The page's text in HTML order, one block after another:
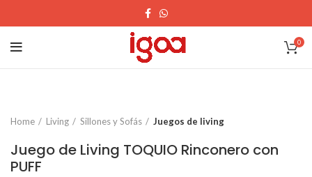
0
Home Living Sillones y Sofás Juegos de living
Juego de Living TOQUIO Rinconero con
PUFF